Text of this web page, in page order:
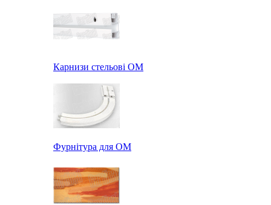
Карнизи стельові ОМ
Фурнітура для ОМ